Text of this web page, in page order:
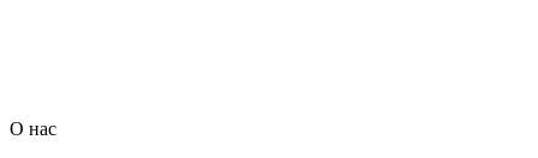
О нас